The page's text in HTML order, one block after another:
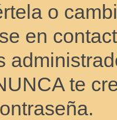
o
en
te